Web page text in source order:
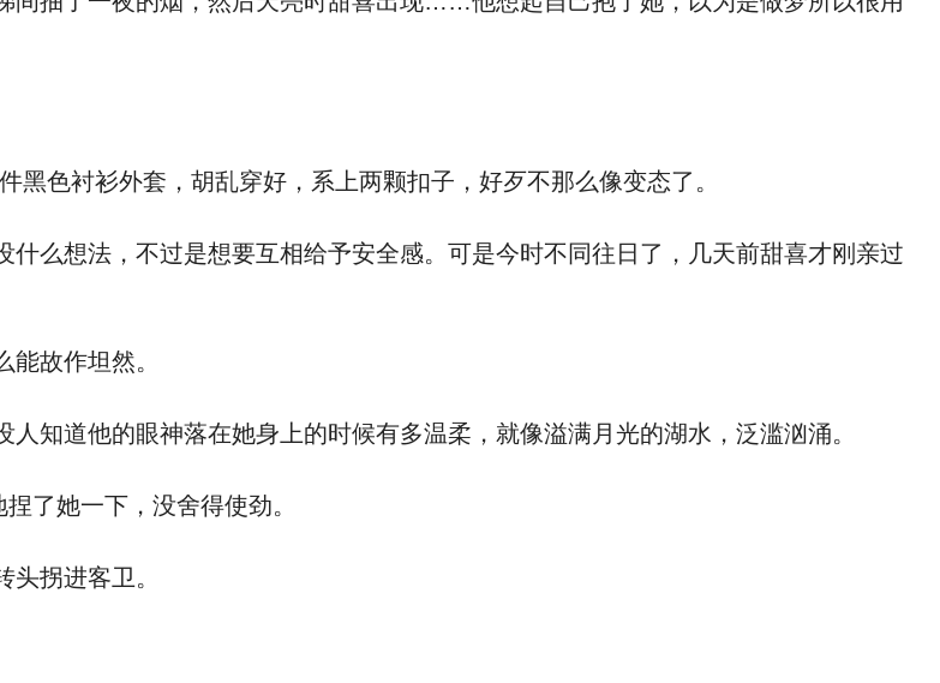
色衬衫外套，胡乱穿好，系上两颗扣子，好歹不那么像变态了。
么想法，不过是想要互相给予安全感。可是今时不同往日了，几天前甜喜才刚亲过
故作坦然。
知道他的眼神落在她身上的时候有多温柔，就像溢满月光的湖水，泛滥汹涌。
了她一下，没舍得使劲。
拐进客卫。